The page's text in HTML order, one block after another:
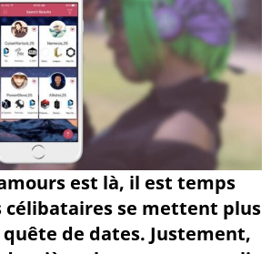
est là, il est temps
célibataires se mettent plus
de dates. Justement,